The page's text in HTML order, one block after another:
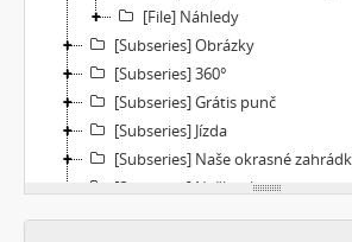
[File] Náhledy
[Subseries] Obrázky
[Subseries] 360°
[Subseries] Grátis punč
[Subseries] Jízda
[Subseries] Naše okrasné
[Subseries] Našla v lese
[Subseries] Karamel je cukr, co